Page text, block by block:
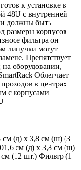
к установке в
48U с внутренней
должны быть
размеры корпусов
фильтра он
липучки могут
Препятствует
оборудовании,
Облегчает
в центрах
с корпусами
см (д) x 3,8 см (ш) (3
см (д) x 3,8 см (ш)
(12 шт.) Фильтр (1